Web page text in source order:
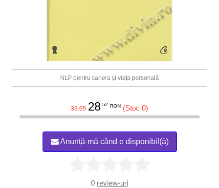
NLP pentru cariera și viața personală
35.65 28.52 RON (Stoc 0)
Anunță-mă când e disponibil(ă)
0 review-uri